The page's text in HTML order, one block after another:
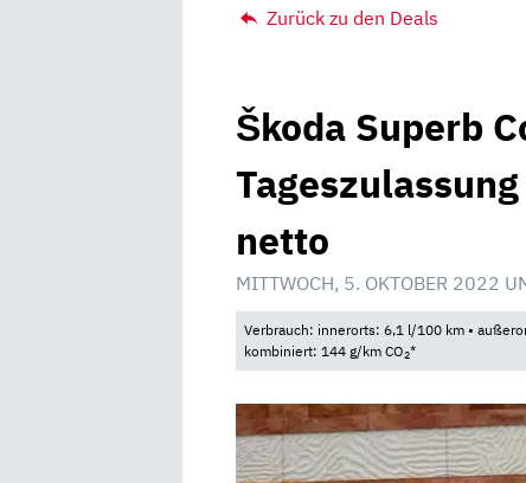
Zurück zu den Deals
Škoda Superb
netto
MITTWOCH, 5. OKTOBER 2022
Verbrauch: innerorts: 6,1 l/100 km •
kombiniert: 144 g/km CO2*